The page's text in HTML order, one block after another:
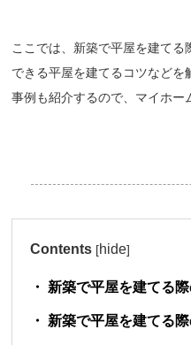
ここでは、新築で平屋を建て
できる平屋を建てるコツなど
事例も紹介するので、マイホー
Contents [hide]
新築で平屋を建てる
新築で平屋を建てる